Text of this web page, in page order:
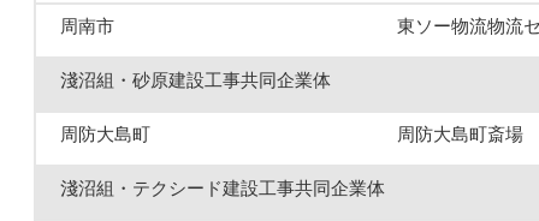
周南市 東ソー物流物流
淺沼組・砂原建設工事共同企業体
周防大島町 周防大島町斎場
淺沼組・テクシード建設工事共同企業体